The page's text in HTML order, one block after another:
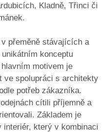
Kladně, Třinci či
přeměně stávajících a
konceptu
motivem je
ve spolupráci s architekty
potřeb zákazníka.
cítili příjemně a
Základem je
interiér, který v kombinaci